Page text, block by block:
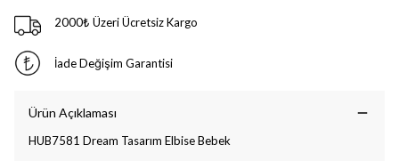
2000₺ Üzeri Ücretsiz Kargo
İade Değişim Garantisi
Ürün Açıklaması
HUB7581 Dream Tasarım Elbise Bebek